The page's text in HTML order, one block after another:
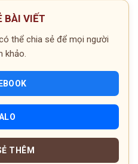
BÀI VIẾT
thể chia sẻ để mọi người
khảo.
THÊM